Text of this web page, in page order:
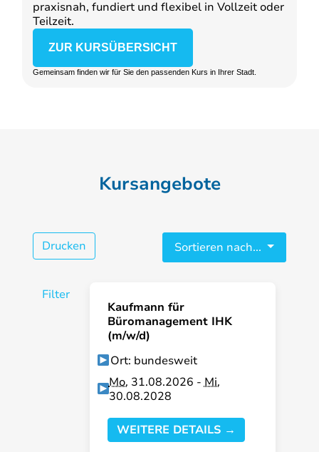
praxisnah, fundiert und flexibel in Vollzeit oder
Teilzeit.
ZUR KURSÜBERSICHT
Gemeinsam finden wir für Sie den passenden Kurs in Ihrer Stadt.
Kursangebote
Drucken Sortieren nach...
Filter
Kaufmann für
Büromanagement IHK
(m/w/d)
Ort: bundesweit
Mo. 31.08.2026 -Mi.
30.08.2028
WEITERE DETAILS →